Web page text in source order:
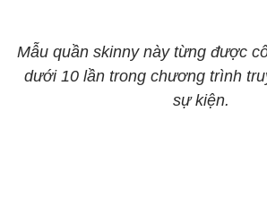
Mẫu quần skinny này từng được
dưới 10 lần trong chương trình
sự kiện.